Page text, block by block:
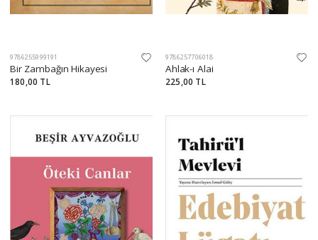
9786255999191
Bir Zambağın Hikayesi
180,00 TL
9786257706018
Ahlak-ı Alai
225,00 TL